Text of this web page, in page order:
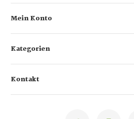
Mein Konto
Kategorien
Kontakt